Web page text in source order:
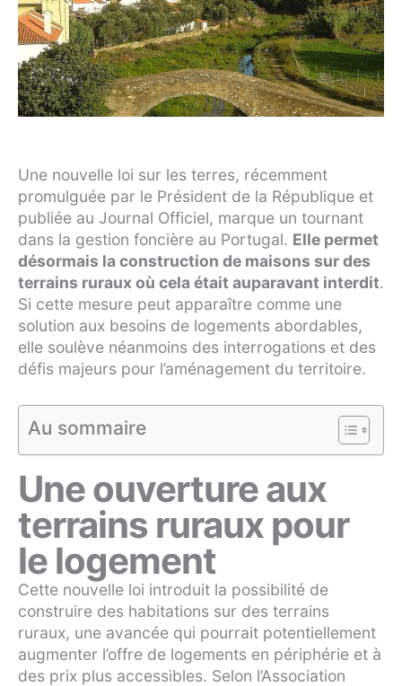
Une nouvelle loi sur les terres, récemment
promulguée par le Président de la République et
publiée au Journal Officiel, marque un tournant
dans la gestion foncière au Portugal. Elle permet
désormais la construction de maisons sur des
terrains ruraux où cela était auparavant interdit.
Si cette mesure peut apparaître comme une
solution aux besoins de logements abordables,
elle soulève néanmoins des interrogations et des
défis majeurs pour l’aménagement du territoire.
Au sommaire
Une ouverture aux
terrains ruraux pour
le logement
Cette nouvelle loi introduit la possibilité de
construire des habitations sur des terrains
ruraux, une avancée qui pourrait potentiellement
augmenter l’offre de logements en périphérie et à
des prix plus accessibles. Selon l’Association